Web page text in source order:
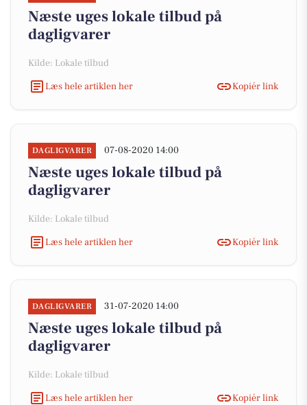
Næste uges lokale tilbud på
dagligvarer
Kilde: Lokale tilbud
Læs hele artiklen her
Kopiér link
DAGLIGVARER 07-08-2020 14:00
Næste uges lokale tilbud på
dagligvarer
Kilde: Lokale tilbud
Læs hele artiklen her
Kopiér link
DAGLIGVARER 31-07-2020 14:00
Næste uges lokale tilbud på
dagligvarer
Kilde: Lokale tilbud
Læs hele artiklen her
Kopiér link